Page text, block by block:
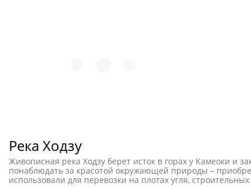
Река Ходзу
Живописная река Ходзу берет исток в горах у Камеоки и
понаблюдать за красотой окружающей природы –
использовали для перевозки на плотах угля,